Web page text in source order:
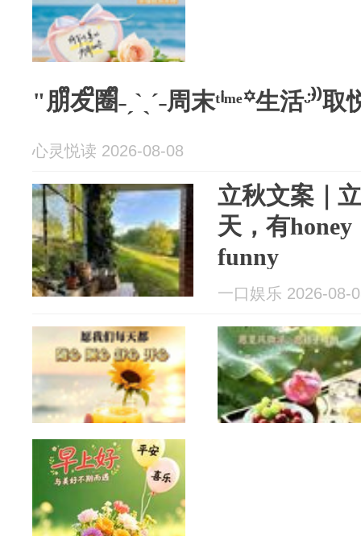
"朋ᩚ友ᩚ圈ᩚ˗ˏˋˎˊ˗周末ᵗⁱᵐᵉ꙳生活ᵕ̈⁾⁾
心灵悦读 2026-08-08
立秋文案｜
天，有
funny
一口娱乐 2026-08-